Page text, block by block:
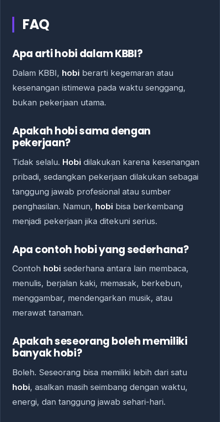
FAQ
Apa arti hobi dalam KBBI?
Dalam KBBI, hobi berarti kegemaran atau
kesenangan istimewa pada waktu senggang,
bukan pekerjaan utama.
Apakah hobi sama dengan
pekerjaan?
Tidak selalu. Hobi dilakukan karena kesenangan
pribadi, sedangkan pekerjaan dilakukan sebagai
tanggung jawab profesional atau sumber
penghasilan. Namun, hobi bisa berkembang
menjadi pekerjaan jika ditekuni serius.
Apa contoh hobi yang sederhana?
Contoh hobi sederhana antara lain membaca,
menulis, berjalan kaki, memasak, berkebun,
menggambar, mendengarkan musik, atau
merawat tanaman.
Apakah seseorang boleh memiliki
banyak hobi?
Boleh. Seseorang bisa memiliki lebih dari satu
hobi, asalkan masih seimbang dengan waktu,
energi, dan tanggung jawab sehari-hari.